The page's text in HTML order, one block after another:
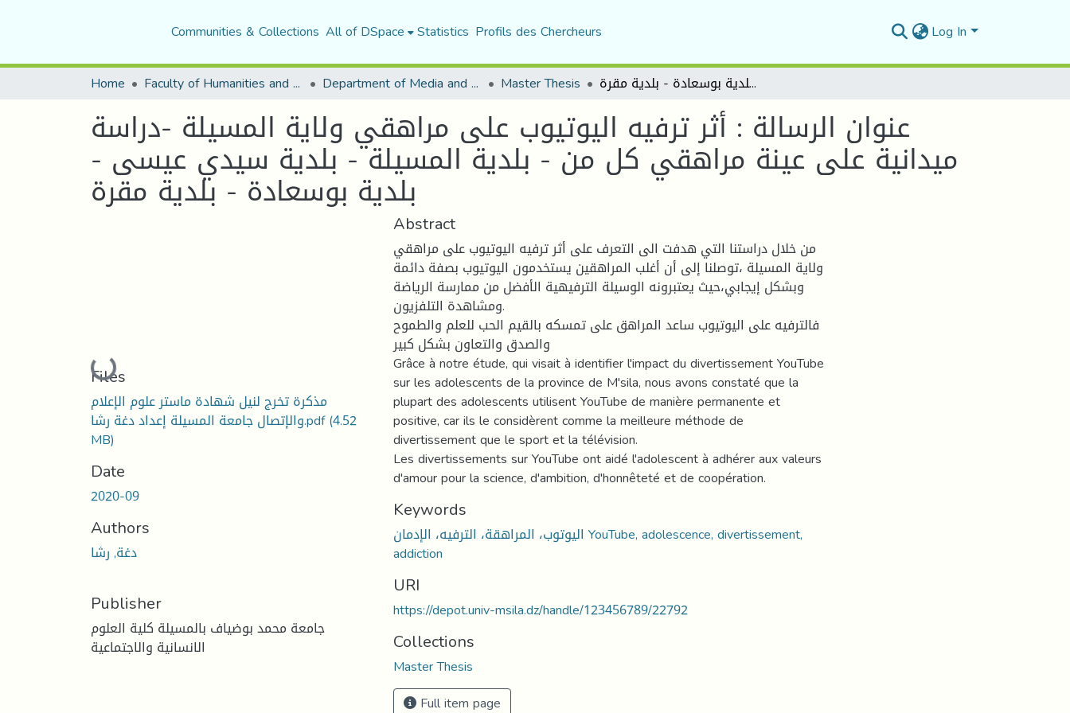
Communities & Collections All of DSpace Statistics Profils des Chercheurs Log In
Home Faculty of Humanities and Social Sciences Department of Media and Communication Studies Master Thesis عنوان الرسالة : أثر ترفيه اليوتيوب على مراهقي ولاية المسيلة -دراسة ميدانية على عينة مراهقي كل من - بلدية المسيلة - بلدية سيدي عيسى - بلدية بوسعادة - بلدية مقرة
عنوان الرسالة : أثر ترفيه اليوتيوب على مراهقي ولاية المسيلة -دراسة
ميدانية على عينة مراهقي كل من - بلدية المسيلة - بلدية سيدي عيسى -
بلدية بوسعادة - بلدية مقرة
Loading...
Files
مذكرة تخرج لنيل شهادة ماستر علوم الإعلام
والإتصال جامعة المسيلة إعداد دغة رشا.pdf(4.52
MB)
Date
2020-09
Authors
دغة, رشا
Publisher
جامعة محمد بوضياف بالمسيلة كلية العلوم
الانسانية والاجتماعية
Abstract
من خلال دراستنا التي هدفت الى التعرف على أثر ترفيه اليوتيوب على مراهقي
ولاية المسيلة ،توصلنا إلى أن أغلب المراهقين يستخدمون اليوتيوب بصفة دائمة
وبشكل إيجابي،حيث يعتبرونه الوسيلة الترفيهية الأفضل من ممارسة الرياضة
ومشاهدة التلفزيون.
فالترفيه على اليوتيوب ساعد المراهق على تمسكه بالقيم الحب للعلم والطموح
والصدق والتعاون بشكل كبير
Grâce à notre étude, qui visait à identifier l'impact du divertissement YouTube
sur les adolescents de la province de M'sila, nous avons constaté que la
plupart des adolescents utilisent YouTube de manière permanente et
positive, car ils le considèrent comme la meilleure méthode de
divertissement que le sport et la télévision.
Les divertissements sur YouTube ont aidé l'adolescent à adhérer aux valeurs
d'amour pour la science, d'ambition, d'honnêteté et de coopération.
Keywords
اليوتوب، المراهقة، الترفيه، الإدمان YouTube, adolescence, divertissement,
addiction
URI
https://depot.univ-msila.dz/handle/123456789/22792
Collections
Master Thesis
Full item page